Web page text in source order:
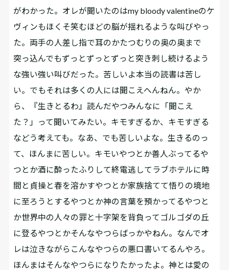
がわかった。オレが聞いたのはmy bloody valentineのケ
ヴィンもほくそ笑むほどの脳が揺れるような叫びやっ
た。両手の人差し指で耳のかたつむりの奥の奥まで
突っ込んでもずっとずっとずっと突き刺し続けるよう
な強い強い叫びだった。苦しいよ本当の読書は苦し
い。でもそれは多くの人には聞こえへんねん。やか
ら、『生きとるわ』読んだやつみんなに「聞こえ
た？」って聞いてみたい。キモすぎるか、キモすぎる
などう考えても。なあ、でも苦しいよな。生きるのっ
て、ほんまに苦しい。キモいやつとか善人ぶってるや
つとか酒に酔ったふりして終電逃してラブホテルに時
間と貞操と春を溶かすやつとか家族捨てて悟りの境地
に至ろうとするやつとか神の言葉を預かってるやつと
か世界中の人々の罪と十字架を背負ってゴルゴダの丘
に登るやつとかそんなやつらばっかやねん。なんでオ
レは泣きながらこんなやつらの悪口書いてるんやろ。
ほんまはそんなやつらになりたかったよ。神とは愛の